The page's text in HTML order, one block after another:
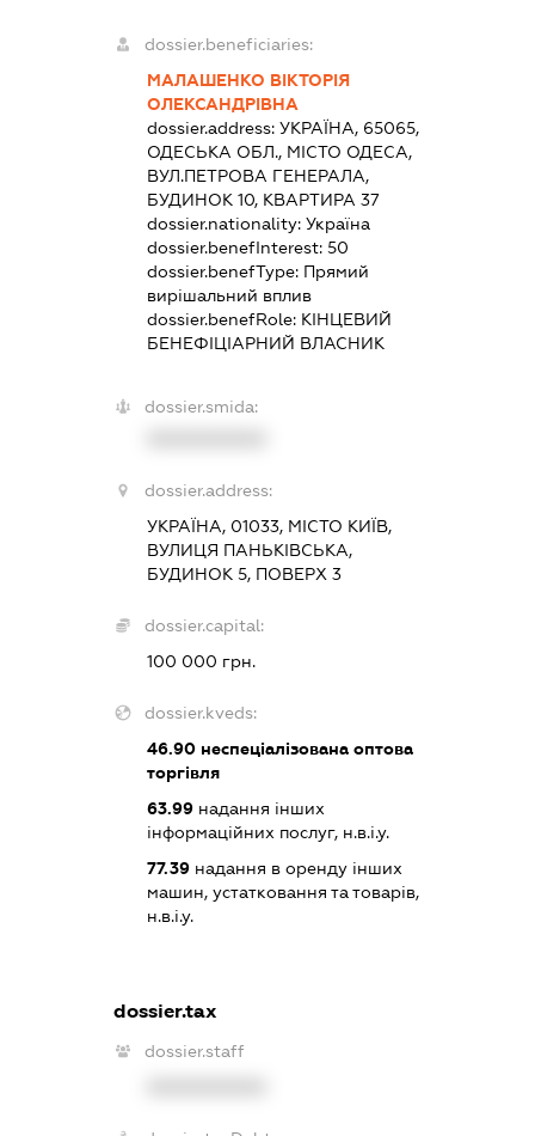
dossier.beneficiaries:
МАЛАШЕНКО ВІКТОРІЯ
ОЛЕКСАНДРІВНА
dossier.address:УКРАЇНА, 65065,
ОДЕСЬКА ОБЛ., МІСТО ОДЕСА,
ВУЛ.ПЕТРОВА ГЕНЕРАЛА,
БУДИНОК 10, КВАРТИРА 37
dossier.nationality:Україна
dossier.benefInterest:50
dossier.benefType: Прямий
вирішальний вплив
dossier.benefRole: КІНЦЕВИЙ
БЕНЕФІЦІАРНИЙ ВЛАСНИК
dossier.smida:
dossier.address:
УКРАЇНА, 01033, МІСТО КИЇВ,
ВУЛИЦЯ ПАНЬКІВСЬКА,
БУДИНОК 5, ПОВЕРХ 3
dossier.capital:
100 000 грн.
dossier.kveds:
46.90 неспеціалізована оптова
торгівля
63.99 надання інших
інформаційних послуг, н.в.і.у.
77.39 надання в оренду інших
машин, устатковання та товарів,
н.в.і.у.
dossier.tax
dossier.staff